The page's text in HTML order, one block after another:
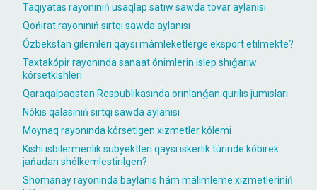
Taqıyatas rayonınıń usaqlap satıw sawda tovar aylanısı
Qońırat rayonınıń sırtqı sawda aylanısı
Ózbekstan gilemleri qaysı mámleketlerge eksport etilmekte?
Taxtakópir rayonında sanaat ónimlerin islep shıǵarıw
kórsetkishleri
Qaraqalpaqstan Respublikasında orınlanǵan qurılıs jumısları
Nókis qalasınıń sırtqı sawda aylanısı
Moynaq rayonında kórsetigen xızmetler kólemi
Kishi isbilermenlik subyektleri qaysı iskerlik túrinde kóbirek
jańadan shólkemlestirilgen?
Shomanay rayonında baylanıs hám málimleme xızmetleriniń